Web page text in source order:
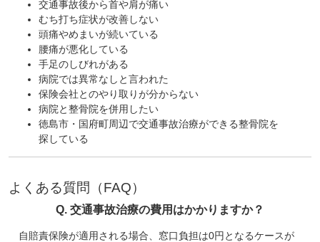
交通事故後から首や肩が痛い
むち打ち症状が改善しない
頭痛やめまいが続いている
腰痛が悪化している
手足のしびれがある
病院では異常なしと言われた
保険会社とのやり取りが分からない
病院と整骨院を併用したい
徳島市・国府町周辺で交通事故治療ができる整骨院を
探している
よくある質問（FAQ）
Q. 交通事故治療の費用はかかりますか？
自賠責保険が適用される場合、窓口負担は0円となるケースが